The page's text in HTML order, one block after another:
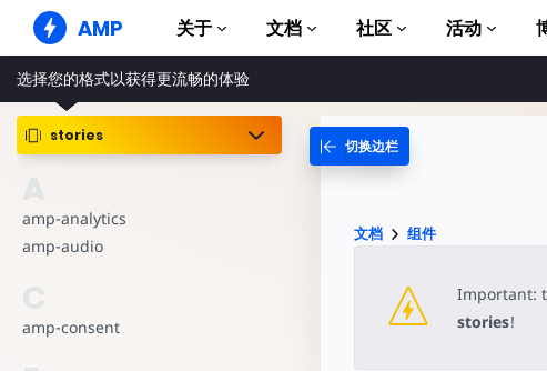
AMP 关于
AMP 网站
打造完美网络体验
Web Stories
简单易懂，老少皆宜
网络上的超快广告
文档
指南和教程
AMP 使用入门
完整的 AMP 库
Hands-on introduction to AMP
社区 活动
选择您的格式以获得更流畅的体验
stories
amp-analytics
amp-audio
amp-consent
切换边栏
文档 组件
Important:
stories!